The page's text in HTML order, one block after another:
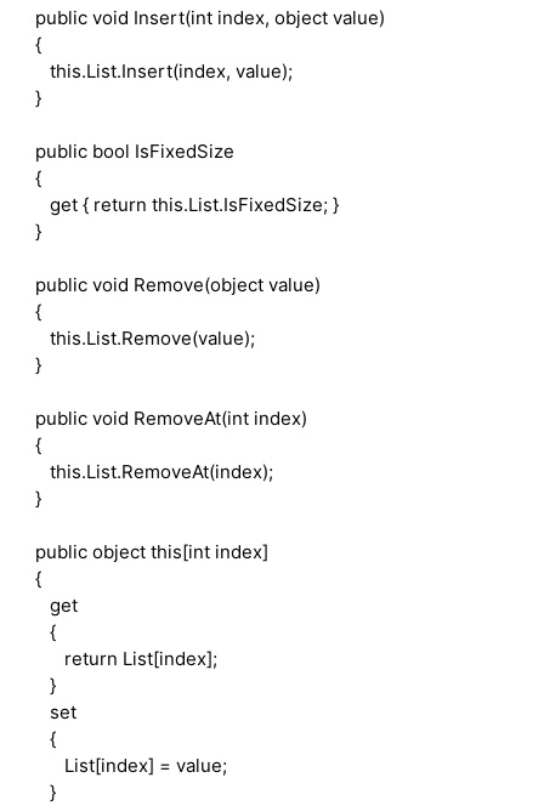
public void Insert(int index, object value)
{
this.List.Insert(index, value);
}
public bool IsFixedSize
{
get { return this.List.IsFixedSize; }
}
public void Remove(object value)
{
this.List.Remove(value);
}
public void RemoveAt(int index)
{
this.List.RemoveAt(index);
}
public object this[int index]
{
get
{
return List[index];
}
set
{
List[index] = value;
}